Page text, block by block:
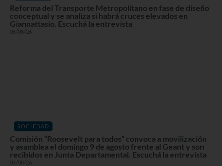
Reforma del Transporte Metropolitano en fase de diseño
conceptual y se analiza si habrá cruces elevados en
Giannattasio. Escuchá la entrevista
05/08/26
SOCIEDAD
Comisión “Roosevelt para todos” convoca a movilización
y asamblea el domingo 9 de agosto frente al Geant y son
recibidos en Junta Departamental. Escuchá la entrevista
05/08/26